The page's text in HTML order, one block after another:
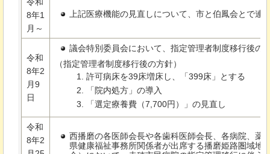
8年1
月～
上記医療機能の見直しについて、市と伯鳳会とで連
令和
8年2
月9
日
議会特別委員会において、指定管理者制度移行後の
（指定管理者制度移行後の方針）
許可病床を39床増床し、「399床」とする
「院内処方」の導入
「選定療養費（7,700円）」の見直し
令和
8年2
西播磨の各医師会長や各歯科医師会長、各病院、薬
県健康福祉事務所関係者が出席する播磨姫路圏域地